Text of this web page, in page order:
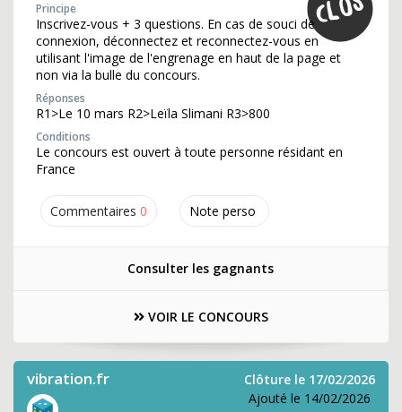
Commentaires 0 Note perso
Principe
Inscrivez-vous + 3 questions. En cas de souci de
connexion, déconnectez et reconnectez-vous en
utilisant l'image de l'engrenage en haut de la page et
non via la bulle du concours.
Réponses
R1>Le 10 mars R2>Leïla Slimani R3>800
Conditions
Le concours est ouvert à toute personne résidant en
France
Consulter les gagnants
VOIR LE CONCOURS
vibration.fr
Clôture le 17/02/2026
Ajouté le 14/02/2026